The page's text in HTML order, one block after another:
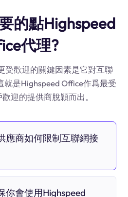
的點Highspeed
代理?
受歡迎的關鍵因素是它對互聯
就是Highspeed Office作爲最受
迎的提供商脫穎而出。
應商如何限制互聯網接
你會使用Highspeed